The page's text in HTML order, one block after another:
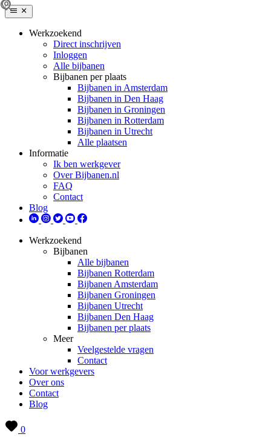
Werkzoekend
Direct inschrijven
Inloggen
Alle bijbanen
Bijbanen per plaats
Bijbanen in Amsterdam
Bijbanen in Den Haag
Bijbanen in Groningen
Bijbanen in Rotterdam
Bijbanen in Utrecht
Alle plaatsen
Informatie
Ik ben werkgever
Over Bijbanen.nl
FAQ
Contact
Blog
Werkzoekend
Bijbanen
Alle bijbanen
Bijbanen Rotterdam
Bijbanen Amsterdam
Bijbanen Groningen
Bijbanen Utrecht
Bijbanen Den Haag
Bijbanen per plaats
Meer
Veelgestelde vragen
Contact
Voor werkgevers
Over ons
Contact
Blog
0